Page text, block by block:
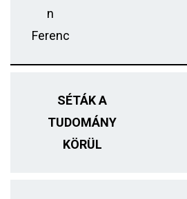
n
Ferenc
SÉTÁK A
TUDOMÁNY
KÖRÜL